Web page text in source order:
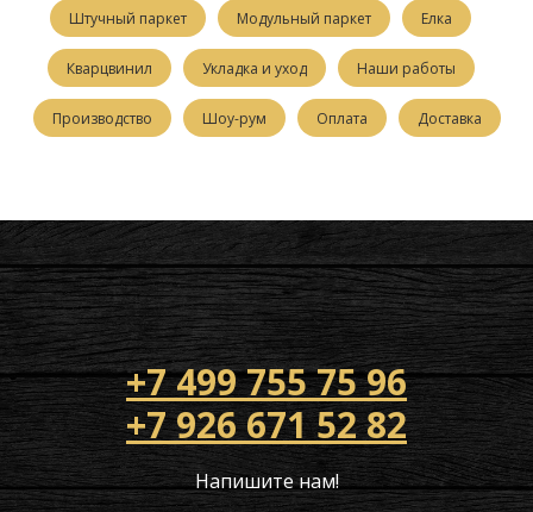
Штучный паркет Модульный паркет Елка
Кварцвинил Укладка и уход Наши работы
Производство Шоу-рум Оплата Доставка
+7 499 755 75 96
+7 926 671 52 82
Напишите нам!